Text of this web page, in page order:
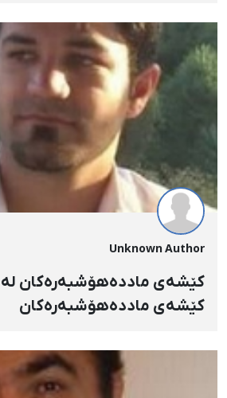
Unknown Author
کێشەی ماددەهۆشبەرەکان
کێشەی ماددەهۆشبەرەکان